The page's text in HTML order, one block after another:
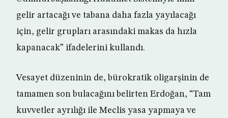
gelir artacağı ve tabana daha fazla yayılacağı
için, gelir grupları arasındaki makas da hızla
kapanacak” ifadelerini kullandı.
Vesayet düzeninin de, bürokratik oligarşinin de
tamamen son bulacağını belirten Erdoğan, “Tam
kuvvetler ayrılığı ile Meclis yasa yapmaya ve